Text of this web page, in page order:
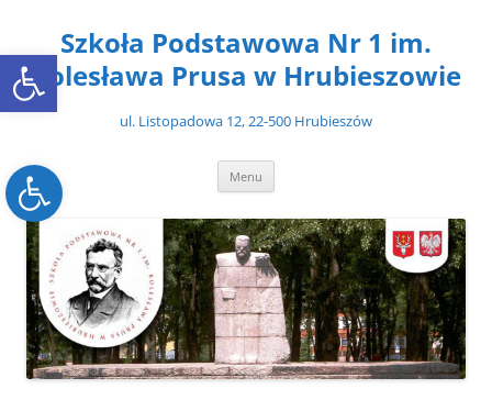
Open toolbar
Open toolbar
treściSzkoła Podstawowa Nr 1 im.
Bolesława Prusa w Hrubieszowie
ul. Listopadowa 12, 22-500 Hrubieszów
Menu